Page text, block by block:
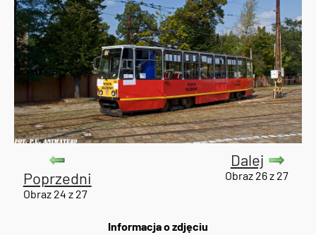
Poprzedni
Obraz 24 z 27
Dalej
Obraz 26 z 27
Informacja o zdjęciu